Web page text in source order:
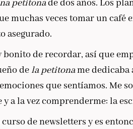
petitonade dos años. Los
muchas veces tomar un
asegurado.
de recordar, así que
dela petitoname dedicaba
que sentíamos. Me
y a la vez comprenderme: la
de newsletters y es